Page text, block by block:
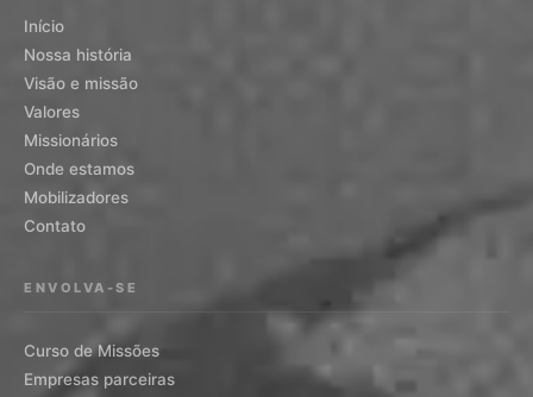
Início
Nossa história
Visão e missão
Valores
Missionários
Onde estamos
Mobilizadores
Contato
ENVOLVA-SE
Curso de Missões
Empresas parceiras